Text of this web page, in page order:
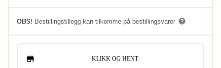
OBS! Bestillingstillegg kan tilkomme på bestillingsvarer
KLIKK OG HENT